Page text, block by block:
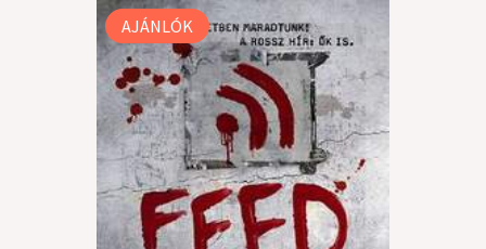
AJÁNLÓK